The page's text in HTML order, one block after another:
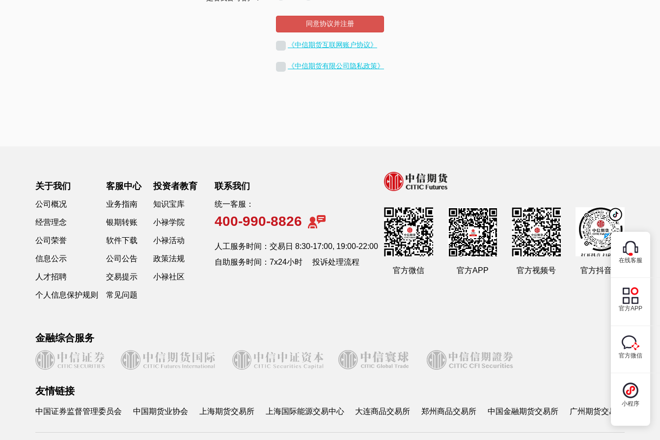
同意协议并注册
《中信期货互联网账户协议》
《中信期货有限公司隐私政策》
关于我们
公司概况
经营理念
公司荣誉
信息公示
人才招聘
个人信息保护规则
客服中心
业务指南
银期转账
软件下载
公司公告
交易提示
常见问题
投资者教育
知识宝库
小禄学院
小禄活动
政策法规
小禄社区
联系我们
统一客服：
400-990-8826
人工服务时间：交易日 8:30-17:00, 19:00-22:00
自助服务时间：7x24小时 投诉处理流程
官方微信
官方APP 官方视频号 官方抖音号
金融综合服务
友情链接
中国证券监督管理委员会 中国期货业协会 上海期货交易所 上海国际能源交易中心 大连商品交易所 郑州商品交易所 中国金融期货交易所 广州期货交易所
在线客服
官方APP
官方微信
小程序